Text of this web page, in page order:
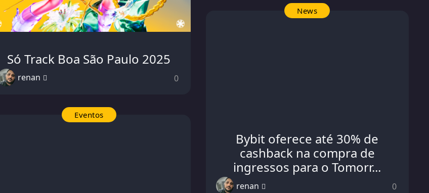
Só Track Boa São Paulo 2025
renan 0
Eventos
News
Bybit oferece até 30% de
cashback na compra de
ingressos para o Tomorr...
renan 0